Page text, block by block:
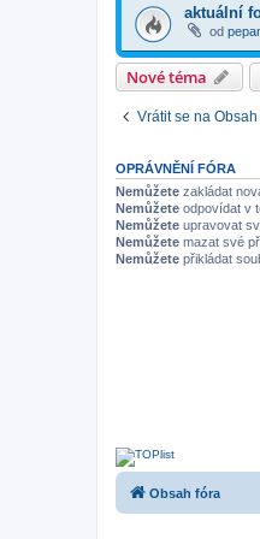
aktuální
od
Nové téma
Vrátit se na
OPRÁVNĚNÍ FÓRA
Nemůžete zakládat
Nemůžete odpovídat v
Nemůžete upravovat
Nemůžete mazat své
Nemůžete přikládat
Obsah fóra